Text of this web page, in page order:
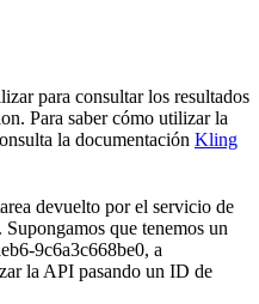
para consultar los resultados
Para saber cómo utilizar la
la documentación Kling
devuelto por el servicio de
que tenemos un
9c6a3c668be0, a
la API pasando un ID de